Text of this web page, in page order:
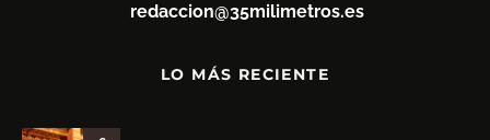
redaccion@35milimetros.es
LO MÁS RECIENTE